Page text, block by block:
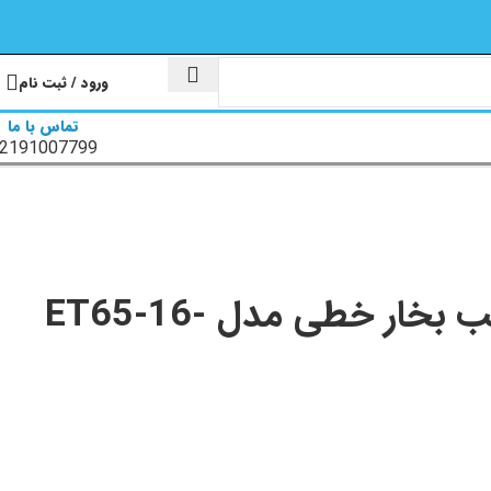
ورود / ثبت نام
تماس با ما
پمپ سیرکولاتور بلند کاست 2 اسب بخار خطی مدل ET65-16-